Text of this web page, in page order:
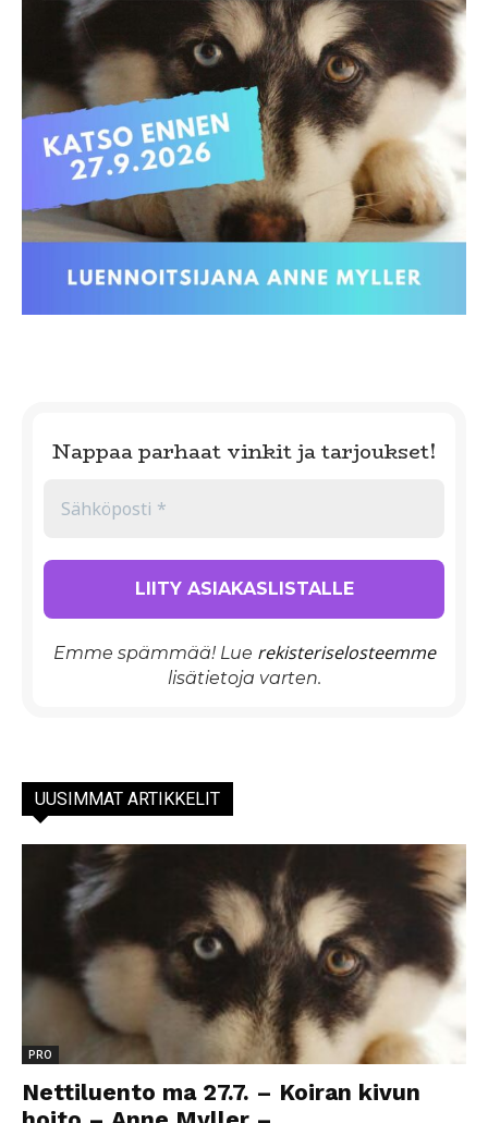
Nappaa parhaat vinkit ja tarjoukset!
Emme spämmää! Lue rekisteriselosteemme
lisätietoja varten.
UUSIMMAT ARTIKKELIT
PRO
Nettiluento ma 27.7. – Koiran kivun